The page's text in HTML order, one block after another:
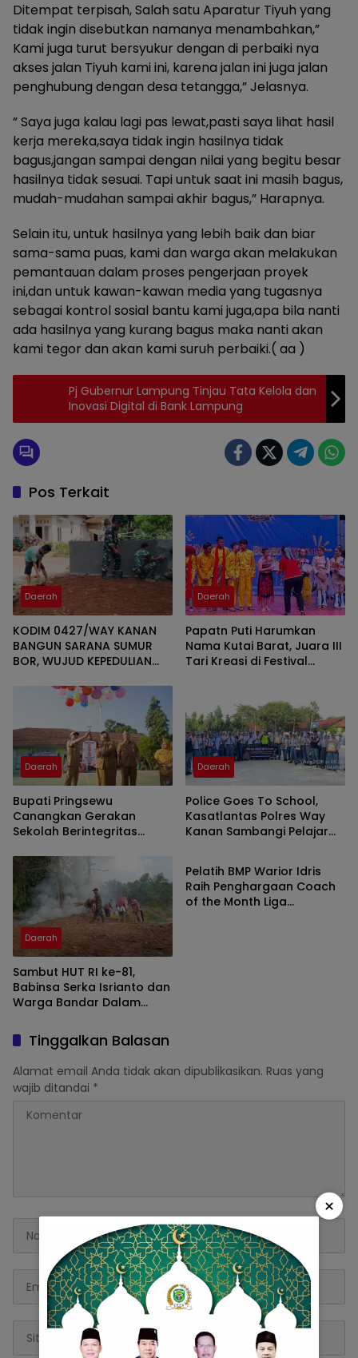
Ditempat terpisah, Salah satu Aparatur Tiyuh yang
tidak ingin disebutkan namanya menambahkan,”
Kami juga turut bersyukur dengan di perbaiki nya
akses jalan Tiyuh kami ini, karena jalan ini juga jalan
penghubung dengan desa tetangga,” Jelasnya.
” Saya juga kalau lagi pas lewat,pasti saya lihat hasil
kerja mereka,saya tidak ingin hasilnya tidak
bagus,jangan sampai dengan nilai yang begitu besar
hasilnya tidak sesuai. Tapi untuk saat ini masih bagus,
mudah-mudahan sampai akhir bagus,” Harapnya.
Selain itu, untuk hasilnya yang lebih baik dan biar
sama-sama puas, kami dan warga akan melakukan
pemantauan dalam proses pengerjaan proyek
ini,dan untuk kawan-kawan media yang tugasnya
sebagai kontrol sosial bantu kami juga,apa bila nanti
ada hasilnya yang kurang bagus maka nanti akan
kami tegor dan akan kami suruh perbaiki.( aa )
Pj Gubernur Lampung Tinjau Tata Kelola dan
Inovasi Digital di Bank Lampung
Pos Terkait
Daerah
KODIM 0427/WAY KANAN
BANGUN SARANA SUMUR
BOR, WUJUD KEPEDULIAN
Daerah
Papatn Puti Harumkan
Nama Kutai Barat, Juara III
Tari Kreasi di Festival
Daerah
Bupati Pringsewu
Canangkan Gerakan
Sekolah Berintegritas
Daerah
Police Goes To School,
Kasatlantas Polres Way
Kanan Sambangi Pelajar
Daerah
Sambut HUT RI ke-81,
Babinsa Serka Isrianto dan
Warga Bandar Dalam
Massal
Daerah
Pelatih BMP Warior Idris
Raih Penghargaan Coach
of the Month Liga
Tinggalkan Balasan
Alamat email Anda tidak akan dipublikasikan. Ruas yang
wajib ditandai *
×